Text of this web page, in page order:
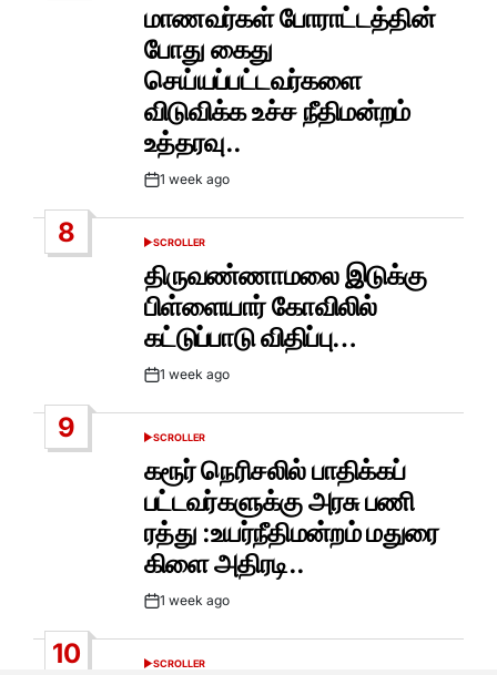
மாணவர்கள் போராட்டத்தின்
போது கைது
செய்யப்பட்டவர்களை
விடுவிக்க உச்ச நீதிமன்றம்
உத்தரவு..
Post1 week ago
8
POSTED
SCROLLER
திருவண்ணாமலை இடுக்கு
பிள்ளையார் கோவிலில்
கட்டுப்பாடு விதிப்பு…
Post1 week ago
9
POSTED
SCROLLER
கரூர் நெரிசலில் பாதிக்கப்
பட்டவர்களுக்கு அரசு பணி
ரத்து :உயர்நீதிமன்றம் மதுரை
கிளை அதிரடி..
Post1 week ago
10 POSTED
SCROLLER